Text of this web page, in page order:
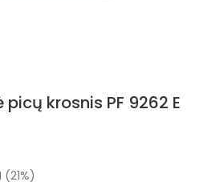
picų krosnis PF 9262 E
(21%)